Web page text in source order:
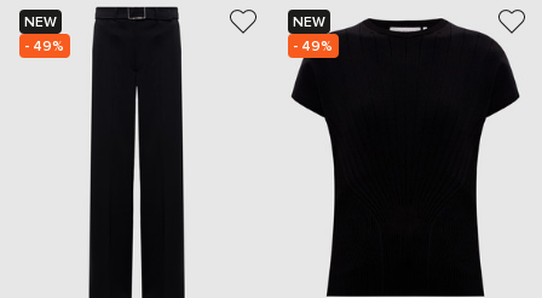
NEW
- 49%
NEW
- 49%